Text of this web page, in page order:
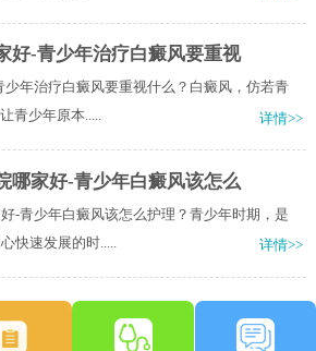
好-青少年治疗白癜风要重视
年治疗白癜风要重视什么？白癜风，仿若青
青少年原本.....
详情>>
哪家好-青少年白癜风该怎么
-青少年白癜风该怎么护理？青少年时期，是
快速发展的时.....
详情>>